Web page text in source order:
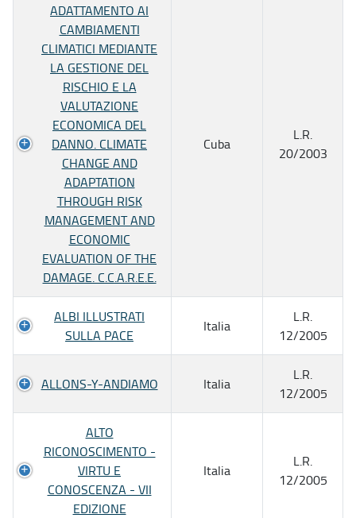
ADATTAMENTO AI
CAMBIAMENTI
CLIMATICI MEDIANTE
LA GESTIONE DEL
RISCHIO E LA
VALUTAZIONE
ECONOMICA DEL
DANNO. CLIMATE
CHANGE AND
ADAPTATION
THROUGH RISK
MANAGEMENT AND
ECONOMIC
EVALUATION OF THE
DAMAGE. C.C.A.R.E.E.
Cuba
L.R.
20/2003
ALBI ILLUSTRATI
SULLA PACE
Italia
L.R.
12/2005
ALLONS-Y-ANDIAMO Italia
L.R.
12/2005
ALTO
RICONOSCIMENTO -
VIRTU E
CONOSCENZA - VII
EDIZIONE
Italia
L.R.
12/2005